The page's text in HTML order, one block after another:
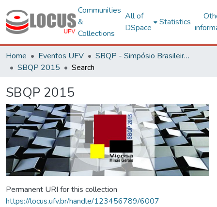
Communities
&
Collections
All of
DSpace
Statistics
Home Eventos UFV
SBQP - Simpósio Brasileiro de Qualidade do Projeto no Ambiente Construído
SBQP 2015
Search
SBQP 2015
Permanent URI for this collection
https://locus.ufv.br/handle/123456789/6007